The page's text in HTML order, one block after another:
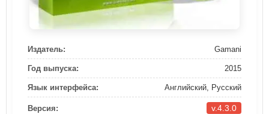
Издатель: Gamani
Год выпуска: 2015
Язык интерфейса: Английский, Русский
Версия: v.4.3.0